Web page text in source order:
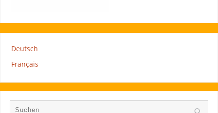
Deutsch
Français